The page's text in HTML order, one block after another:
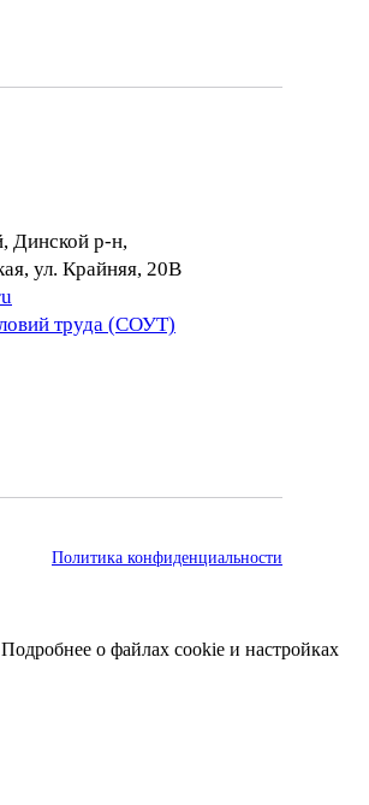
Динской р-н,
ул. Крайняя, 20В
труда (СОУТ)
Политика конфиденциальности
о файлах cookie и настройках